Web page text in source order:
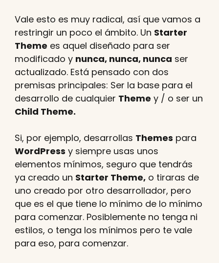
Vale esto es muy radical, así que vamos a
restringir un poco el ámbito. Un Starter
Theme es aquel diseñado para ser
modificado y nunca, nunca, nunca ser
actualizado. Está pensado con dos
premisas principales: Ser la base para el
desarrollo de cualquier Theme y / o ser un
Child Theme.
Si, por ejemplo, desarrollas Themes para
WordPress y siempre usas unos
elementos mínimos, seguro que tendrás
ya creado un Starter Theme, o tiraras de
uno creado por otro desarrollador, pero
que es el que tiene lo mínimo de lo mínimo
para comenzar. Posiblemente no tenga ni
estilos, o tenga los mínimos pero te vale
para eso, para comenzar.